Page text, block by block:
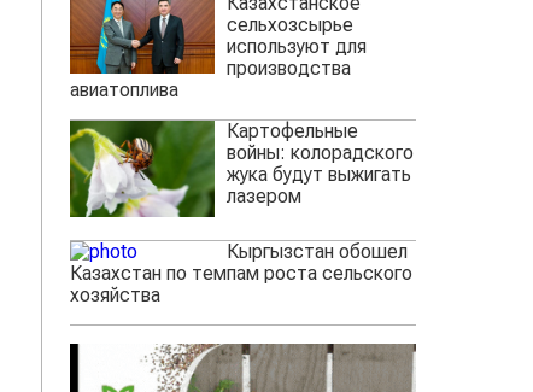
сельхозсырье
используют для
производства
авиатоплива
Картофельные
войны: колорадского
жука будут выжигать
лазером
Кыргызстан обошел
Казахстан по темпам роста сельского
хозяйства